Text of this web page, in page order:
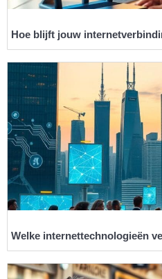
Hoe blijft jouw
Welke internettechnologieën